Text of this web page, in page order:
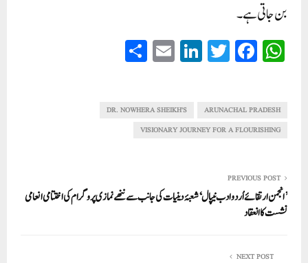
بن جاتی ہے۔
W
A
pp
Fa
ok
T
r
Li
In
E
ARUNACHAL PRADESH
DR. NOWHERA SHEIKH'S
VISIONARY JOURNEY FOR A FLOURISHING
PREVIOUS POST
’انجمن ارتقائے اُردو ادب نیپال‘ شعبۂ دینیات کی جانب سے ننھےنمازی پروگرام کی اختتامی انعامی
نشست کا انعقاد
NEXT POST